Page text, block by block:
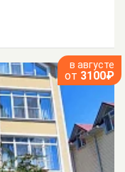
в августе
от 3100₽